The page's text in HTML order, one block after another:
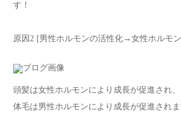
す！
原因2 [男性ホルモンの活性化→女性ホルモ
頭髪は女性ホルモンにより成長が促進され、
体毛は男性ホルモンにより成長が促進されま